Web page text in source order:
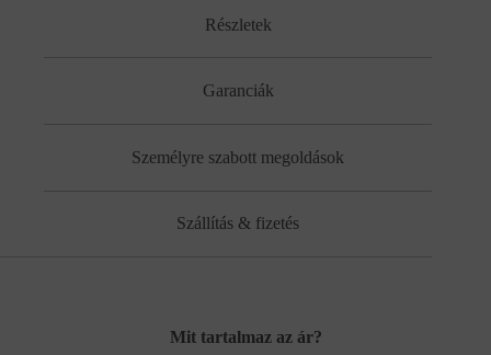
Részletek
Garanciák
Személyre szabott megoldások
Szállítás & fizetés
Mit tartalmaz az ár?